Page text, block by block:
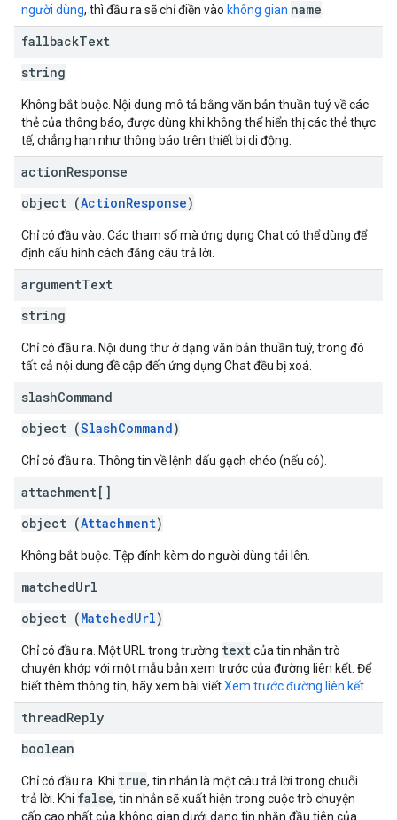
người dùng, thì đầu ra sẽ chỉ điền vào không gian name
fallbackText
string
Không bắt buộc. Nội dung mô tả bằng văn bản thuần tuý về các
thẻ của thông báo, được dùng khi không thể hiển thị các thẻ thực
tế, chẳng hạn như thông báo trên thiết bị di động.
actionResponse
object (ActionResponse)
Chỉ có đầu vào. Các tham số mà ứng dụng Chat có thể dùng để
định cấu hình cách đăng câu trả lời.
argumentText
string
Chỉ có đầu ra. Nội dung thư ở dạng văn bản thuần tuý, trong đó
tất cả nội dung đề cập đến ứng dụng Chat đều bị xoá.
slashCommand
object (SlashCommand)
Chỉ có đầu ra. Thông tin về lệnh dấu gạch chéo (nếu có).
attachment[]
object (Attachment)
Không bắt buộc. Tệp đính kèm do người dùng tải lên.
matchedUrl
object (MatchedUrl)
Chỉ có đầu ra. Một URL trong trường textcủa tin nhắn trò
chuyện khớp với một mẫu bản xem trước của đường liên kết. Để
biết thêm thông tin, hãy xem bài viếtXem trước đường liên kết
threadReply
boolean
Chỉ có đầu ra. Khi true, tin nhắn là một câu trả lời trong chuỗi
trả lời. Khi false, tin nhắn sẽ xuất hiện trong cuộc trò chuyện
cấp cao nhất của không gian dưới dạng tin nhắn đầu tiên của